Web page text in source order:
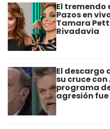
El tremendo
Pazos en
Tamara
Rivadavia
El descargo
su cruce
programa
agresión